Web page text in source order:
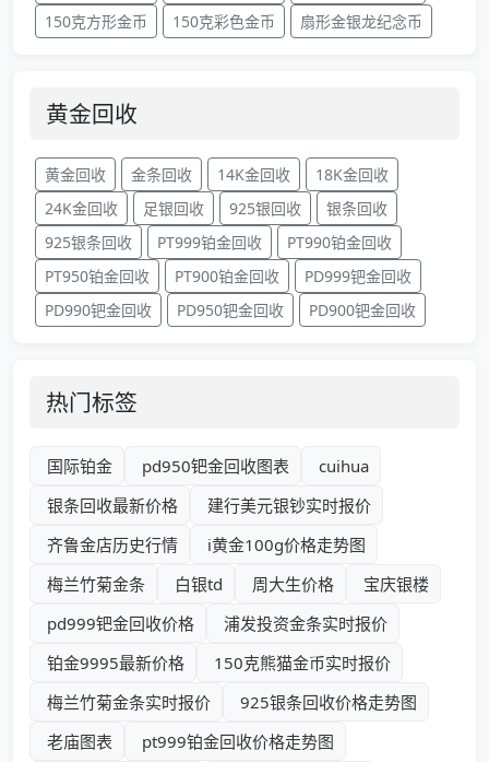
150克方形金币
150克彩色金币 扇形金银龙纪念币
黄金回收
黄金回收 金条回收 14K金回收
18K金回收
24K金回收
足银回收 925银回收
银条回收
925银条回收
PT999铂金回收
PT990铂金回收
PT950铂金回收
PT900铂金回收
PD999钯金回收
PD990钯金回收
PD950钯金回收 PD900钯金回收
热门标签
国际铂金 pd950钯金回收图表
cuihua
银条回收最新价格
建行美元银钞实时报价
齐鲁金店历史行情
i黄金100g价格走势图
梅兰竹菊金条
白银td 周大生价格
宝庆银楼
pd999钯金回收价格
浦发投资金条实时报价
铂金9995最新价格
150克熊猫金币实时报价
梅兰竹菊金条实时报价
925银条回收价格走势图
老庙图表
pt999铂金回收价格走势图